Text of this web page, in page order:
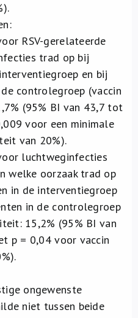
RSV-gerelateerde
trad op bij
en bij
controlegroep (vaccin
(95% BI van 43,7 tot
voor een minimale
van 20%).
luchtweginfecties
welke oorzaak trad op
in de interventiegroep
in de controlegroep
15,2% (95% BI van
p = 0,04 voor vaccin
ongewenste
niet tussen beide